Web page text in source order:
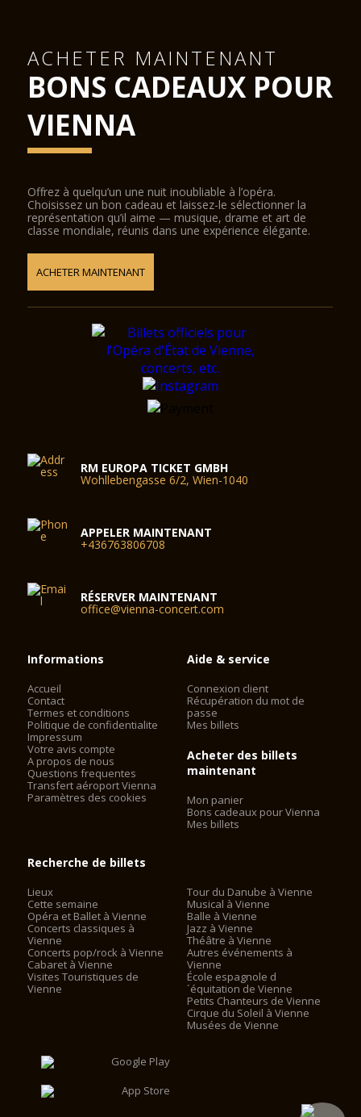
ACHETER MAINTENANT
BONS CADEAUX POUR
VIENNA
Offrez à quelqu’un une nuit inoubliable à l’opéra.
Choisissez un bon cadeau et laissez-le sélectionner la
représentation qu’il aime — musique, drame et art de
classe mondiale, réunis dans une expérience élégante.
ACHETER MAINTENANT
RM EUROPA TICKET GMBH
Wohllebengasse 6/2, Wien-1040
APPELER MAINTENANT
+436763806708
RÉSERVER MAINTENANT
office@vienna-concert.com
Informations
Accueil
Contact
Termes et conditions
Politique de confidentialite
Impressum
Votre avis compte
A propos de nous
Questions frequentes
Transfert aéroport Vienna
Paramètres des cookies
Aide & service
Connexion client
Récupération du mot de
passe
Mes billets
Acheter des billets
maintenant
Mon panier
Bons cadeaux pour Vienna
Mes billets
Recherche de billets
Lieux
Cette semaine
Opéra et Ballet à Vienne
Concerts classiques à
Vienne
Concerts pop/rock à Vienne
Cabaret à Vienne
Visites Touristiques de
Vienne
Tour du Danube à Vienne
Musical à Vienne
Balle à Vienne
Jazz à Vienne
Théâtre à Vienne
Autres événements à
Vienne
École espagnole d
´équitation de Vienne
Petits Chanteurs de Vienne
Cirque du Soleil à Vienne
Musées de Vienne